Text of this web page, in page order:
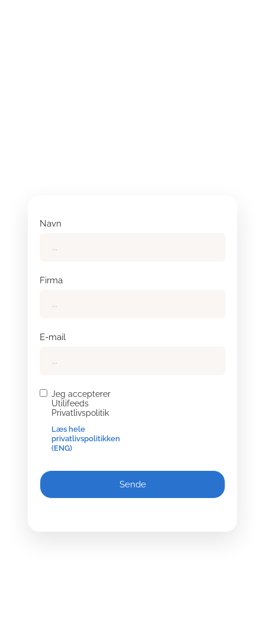
Navn
Firma
E-mail
Jeg accepterer
Utilifeeds
Privatlivspolitik
Læs hele
privatlivspolitikken
(ENG)